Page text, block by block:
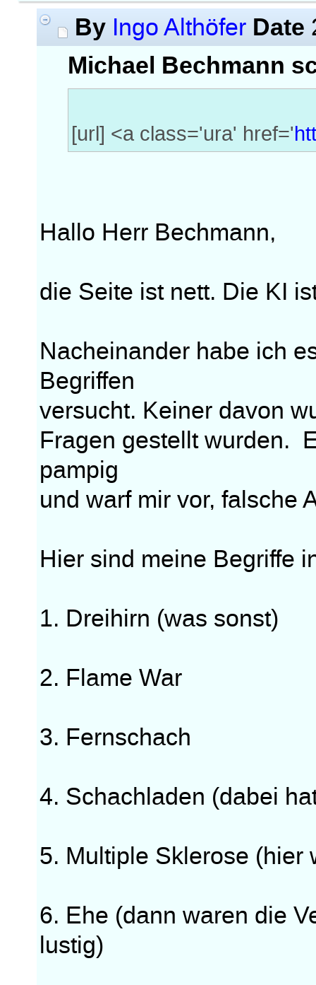
By Ingo Althöfer Date
Michael Bechmann
[url] <a class='ura' href='
Hallo Herr Bechmann,
die Seite ist nett. Die KI
Nacheinander habe ich
Begriffen
versucht. Keiner davon
Fragen gestellt wurden.
pampig
und warf mir vor, falsche
Hier sind meine Begriffe
1. Dreihirn (was sonst)
2. Flame War
3. Fernschach
4. Schachladen (dabei
5. Multiple Sklerose (hier
6. Ehe (dann waren die
lustig)